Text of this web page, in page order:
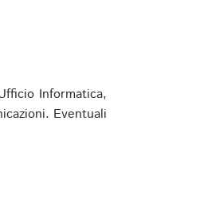
Informatica,
Eventuali